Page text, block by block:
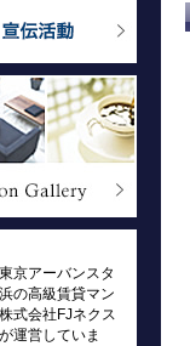
京アーバンスタ
の高級賃貸マン
式会社FJネクス
運営していま